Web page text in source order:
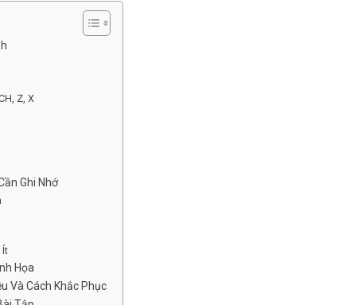
Z, X
Ghi Nhớ
Ít
Họa
Và Cách Khắc Phục